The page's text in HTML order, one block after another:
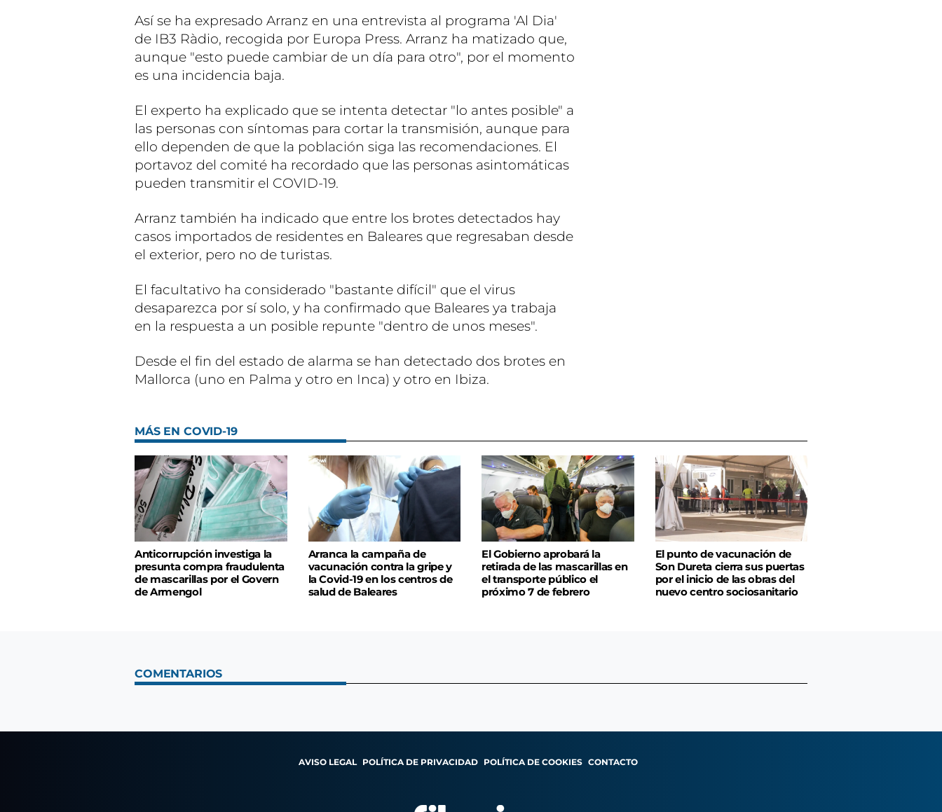
Así se ha expresado Arranz en una entrevista al programa 'Al Dia'
de IB3 Ràdio, recogida por Europa Press. Arranz ha matizado que,
aunque "esto puede cambiar de un día para otro", por el momento
es una incidencia baja.
El experto ha explicado que se intenta detectar "lo antes posible" a
las personas con síntomas para cortar la transmisión, aunque para
ello dependen de que la población siga las recomendaciones. El
portavoz del comité ha recordado que las personas asintomáticas
pueden transmitir el COVID-19.
Arranz también ha indicado que entre los brotes detectados hay
casos importados de residentes en Baleares que regresaban desde
el exterior, pero no de turistas.
El facultativo ha considerado "bastante difícil" que el virus
desaparezca por sí solo, y ha confirmado que Baleares ya trabaja
en la respuesta a un posible repunte "dentro de unos meses".
Desde el fin del estado de alarma se han detectado dos brotes en
Mallorca (uno en Palma y otro en Inca) y otro en Ibiza.
MÁS EN COVID-19
Anticorrupción investiga la
presunta compra fraudulenta
de mascarillas por el Govern
de Armengol
Arranca la campaña de
vacunación contra la gripe y
la Covid-19 en los centros de
salud de Baleares
El Gobierno aprobará la
retirada de las mascarillas en
el transporte público el
próximo 7 de febrero
El punto de vacunación de
Son Dureta cierra sus puertas
por el inicio de las obras del
nuevo centro sociosanitario
COMENTARIOS
AVISO LEGAL POLÍTICA DE PRIVACIDAD POLÍTICA DE COOKIES CONTACTO